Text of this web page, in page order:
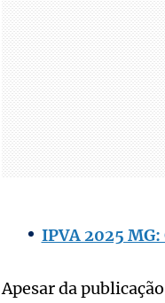
IPVA 2025
Apesar da